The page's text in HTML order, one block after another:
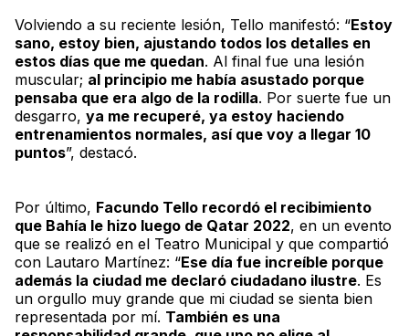
Volviendo a su reciente lesión, Tello manifestó: “Estoy
sano, estoy bien, ajustando todos los detalles en
estos días que me quedan. Al final fue una lesión
muscular; al principio me había asustado porque
pensaba que era algo de la rodilla. Por suerte fue un
desgarro, ya me recuperé, ya estoy haciendo
entrenamientos normales, así que voy a llegar 10
puntos”, destacó.
Por último, Facundo Tello recordó el recibimiento
que Bahía le hizo luego de Qatar 2022, en un evento
que se realizó en el Teatro Municipal y que compartió
con Lautaro Martínez: “Ese día fue increíble porque
además la ciudad me declaró ciudadano ilustre. Es
un orgullo muy grande que mi ciudad se sienta bien
representada por mí. También es una